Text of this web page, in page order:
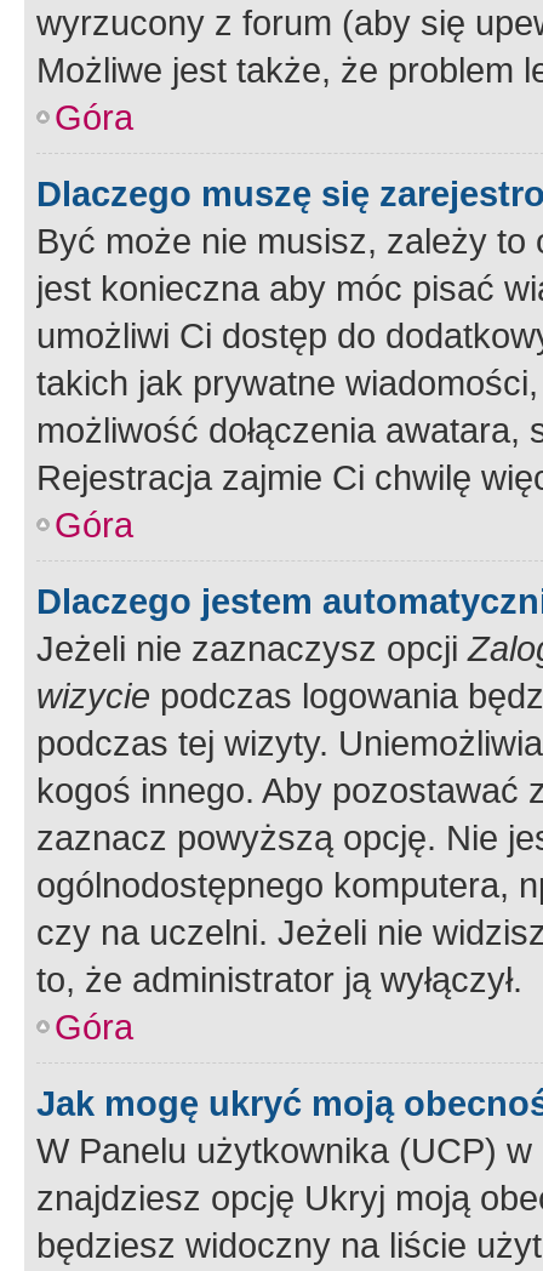
wyrzucony z forum (aby się
Możliwe jest także, że problem
Góra
Dlaczego muszę się
Być może nie musisz, zależy
jest konieczna aby móc pisać
umożliwi Ci dostęp do
takich jak prywatne
możliwość dołączenia
Rejestracja zajmie Ci chwilę
Góra
Dlaczego jestem
Jeżeli nie zaznaczysz opcji
wizycie podczas logowania
podczas tej wizyty.
kogoś innego. Aby pozostawać
zaznacz powyższą opcję. Nie
ogólnodostępnego komputera,
czy na uczelni. Jeżeli nie
to, że administrator ją wyłączył.
Góra
Jak mogę ukryć moją
W Panelu użytkownika (UCP) w
znajdziesz opcję Ukryj moją
będziesz widoczny na liście